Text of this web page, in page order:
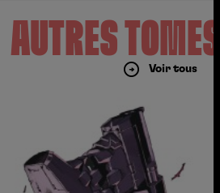
AUTRES
Voir tous